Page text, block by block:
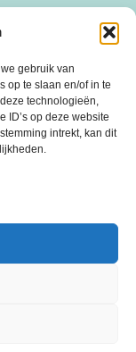
gebruik van
op te slaan en/of in te
technologieën,
ID’s op deze website
intrekt, kan dit